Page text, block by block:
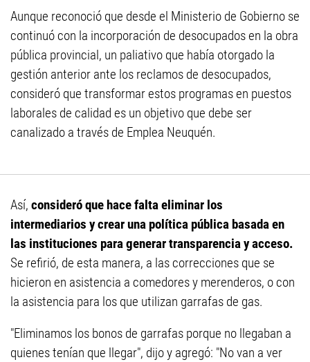
Aunque reconoció que desde el Ministerio de Gobierno se
continuó con la incorporación de desocupados en la obra
pública provincial, un paliativo que había otorgado la
gestión anterior ante los reclamos de desocupados,
consideró que transformar estos programas en puestos
laborales de calidad es un objetivo que debe ser
canalizado a través de Emplea Neuquén.
Así, consideró que hace falta eliminar los
intermediarios y crear una política pública basada en
las instituciones para generar transparencia y acceso.
Se refirió, de esta manera, a las correcciones que se
hicieron en asistencia a comedores y merenderos, o con
la asistencia para los que utilizan garrafas de gas.
"Eliminamos los bonos de garrafas porque no llegaban a
quienes tenían que llegar", dijo y agregó: "No van a ver